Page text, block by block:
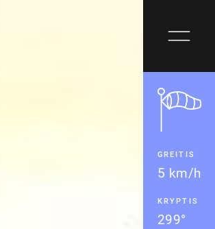
GREITIS
5 km/h
KRYPTIS
299°